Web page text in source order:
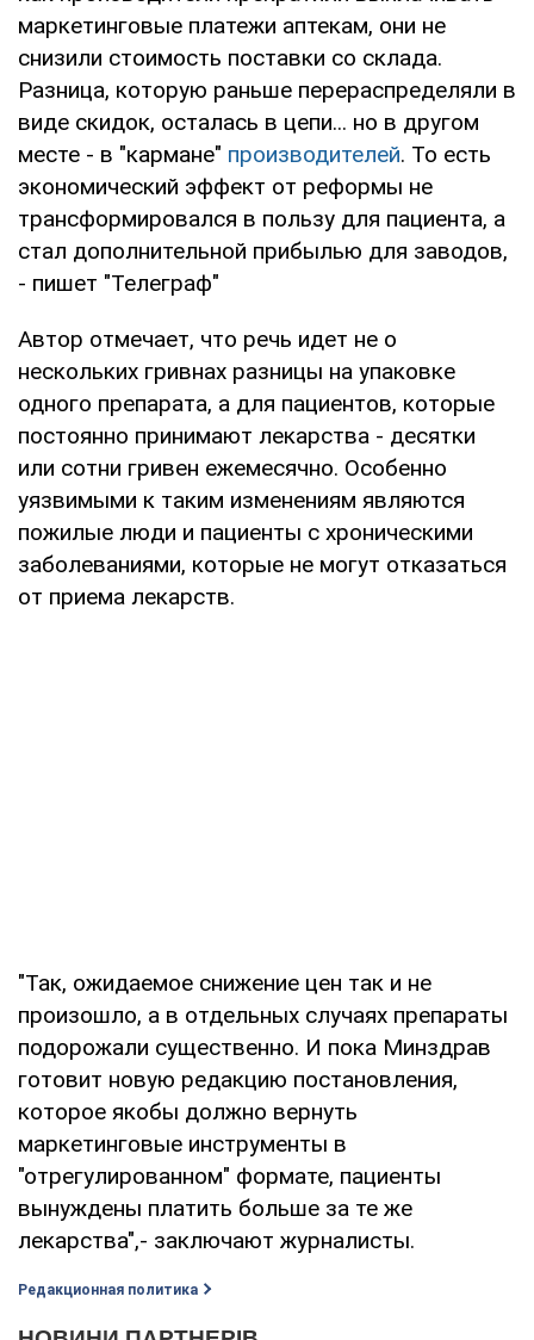
маркетинговые платежи аптекам, они не
снизили стоимость поставки со склада.
Разница, которую раньше перераспределяли в
виде скидок, осталась в цепи... но в другом
месте - в "кармане" производителей. То есть
экономический эффект от реформы не
трансформировался в пользу для пациента, а
стал дополнительной прибылью для заводов,
- пишет "Телеграф"
Автор отмечает, что речь идет не о
нескольких гривнах разницы на упаковке
одного препарата, а для пациентов, которые
постоянно принимают лекарства - десятки
или сотни гривен ежемесячно. Особенно
уязвимыми к таким изменениям являются
пожилые люди и пациенты с хроническими
заболеваниями, которые не могут отказаться
от приема лекарств.
"Так, ожидаемое снижение цен так и не
произошло, а в отдельных случаях препараты
подорожали существенно. И пока Минздрав
готовит новую редакцию постановления,
которое якобы должно вернуть
маркетинговые инструменты в
"отрегулированном" формате, пациенты
вынуждены платить больше за те же
лекарства",- заключают журналисты.
Редакционная политика